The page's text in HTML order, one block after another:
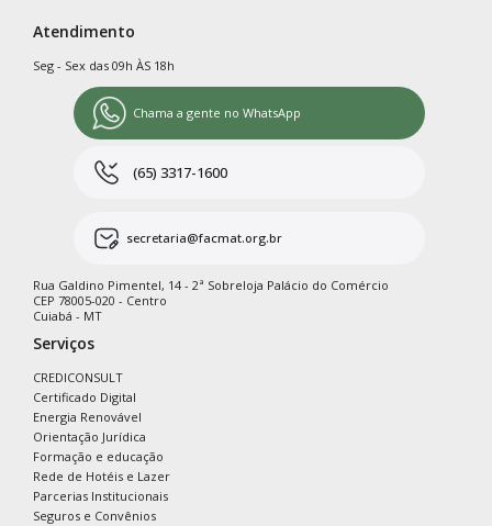
Atendimento
Seg - Sex das 09h ÀS 18h
Chama a gente no WhatsApp
(65) 3317-1600
secretaria@facmat.org.br
Rua Galdino Pimentel, 14 - 2ª Sobreloja Palácio do Comércio
CEP 78005-020 - Centro
Cuiabá - MT
Serviços
CREDICONSULT
Certificado Digital
Energia Renovável
Orientação Jurídica
Formação e educação
Rede de Hotéis e Lazer
Parcerias Institucionais
Seguros e Convênios